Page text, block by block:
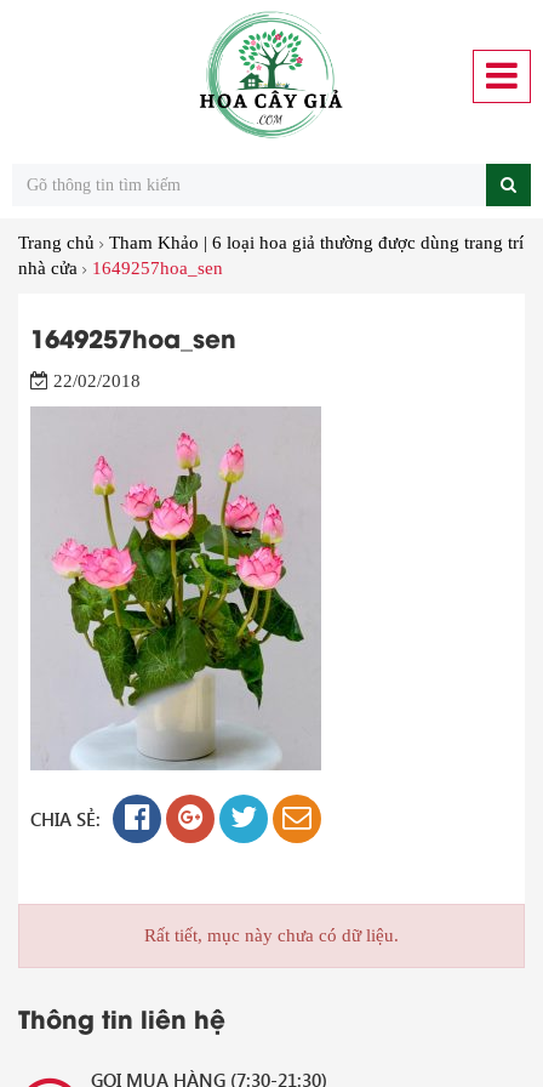
Trang chủ
Tham Khảo | 6 loại hoa giả thường được dùng trang trí
nhà cửa
1649257hoa_sen
1649257hoa_sen
22/02/2018
CHIA SẺ:
Rất tiết, mục này chưa có dữ liệu.
Thông tin liên hệ
GỌI MUA HÀNG (7:30-21:30)